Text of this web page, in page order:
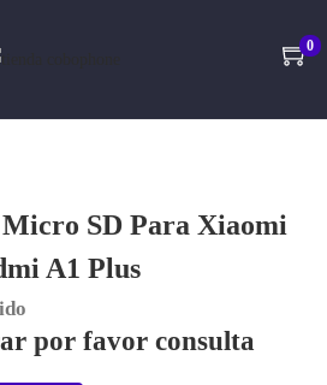
0
SD Para Xiaomi
A1 Plus
por favor consulta